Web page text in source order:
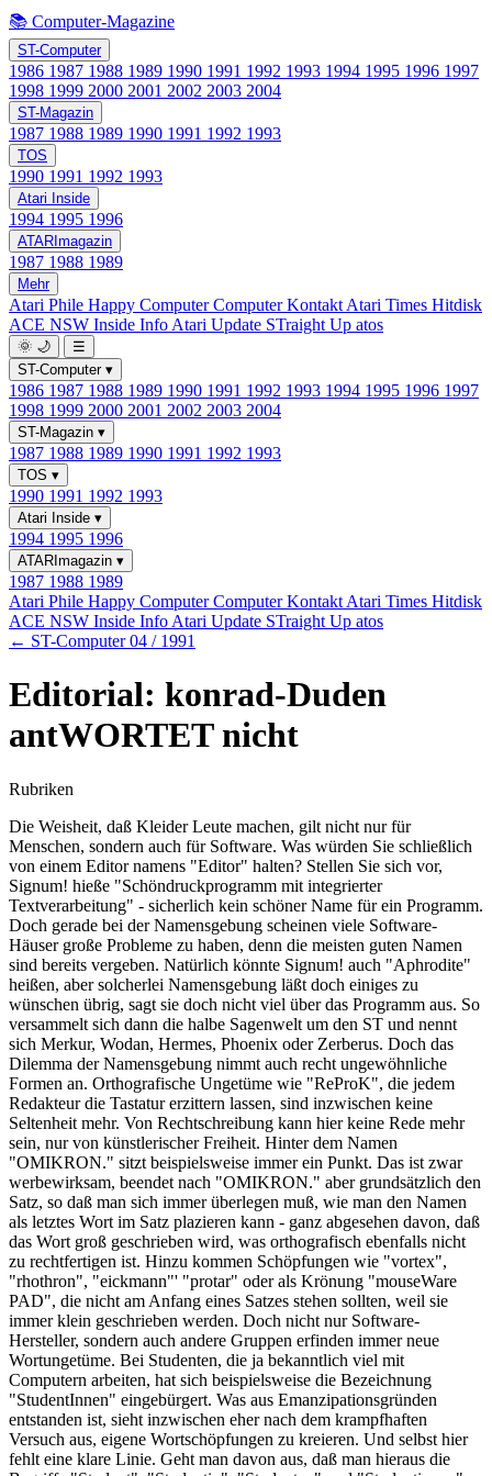
📚 Computer-Magazine
ST-Computer
1986 1987 1988 1989 1990 1991 1992 1993 1994 1995 1996 1997
1998 1999 2000 2001 2002 2003 2004
ST-Magazin
1987 1988 1989 1990 1991 1992 1993
TOS
1990 1991 1992 1993
Atari Inside
1994 1995 1996
ATARImagazin
1987 1988 1989
Mehr
Atari Phile Happy ComputerComputer Kontakt Atari Times Hitdisk
ACE NSW Inside Info Atari Update STraight Up atos
🌞 🌙
☰
ST-Computer ▾
1986 1987 1988 1989 1990 1991 1992 1993 1994 1995 1996 1997
1998 1999 2000 2001 2002 2003 2004
ST-Magazin ▾
1987 1988 1989 1990 1991 1992 1993
TOS ▾
1990 1991 1992 1993
Atari Inside ▾
1994 1995 1996
ATARImagazin ▾
1987 1988 1989
Atari Phile Happy ComputerComputer Kontakt Atari Times Hitdisk
ACE NSW Inside Info Atari Update STraight Up atos
← ST-Computer 04 / 1991
Editorial: konrad-Duden
antWORTET nicht
Rubriken
Die Weisheit, daß Kleider Leute machen, gilt nicht nur für
Menschen, sondern auch für Software. Was würden Sie schließlich
von einem Editor namens "Editor" halten? Stellen Sie sich vor,
Signum! hieße "Schöndruckprogramm mit integrierter
Textverarbeitung" - sicherlich kein schöner Name für ein Programm.
Doch gerade bei der Namensgebung scheinen viele Software-
Häuser große Probleme zu haben, denn die meisten guten Namen
sind bereits vergeben. Natürlich könnte Signum! auch "Aphrodite"
heißen, aber solcherlei Namensgebung läßt doch einiges zu
wünschen übrig, sagt sie doch nicht viel über das Programm aus. So
versammelt sich dann die halbe Sagenwelt um den ST und nennt
sich Merkur, Wodan, Hermes, Phoenix oder Zerberus. Doch das
Dilemma der Namensgebung nimmt auch recht ungewöhnliche
Formen an. Orthografische Ungetüme wie "ReProK", die jedem
Redakteur die Tastatur erzittern lassen, sind inzwischen keine
Seltenheit mehr. Von Rechtschreibung kann hier keine Rede mehr
sein, nur von künstlerischer Freiheit. Hinter dem Namen
"OMIKRON." sitzt beispielsweise immer ein Punkt. Das ist zwar
werbewirksam, beendet nach "OMIKRON." aber grundsätzlich den
Satz, so daß man sich immer überlegen muß, wie man den Namen
als letztes Wort im Satz plazieren kann - ganz abgesehen davon, daß
das Wort groß geschrieben wird, was orthografisch ebenfalls nicht
zu rechtfertigen ist. Hinzu kommen Schöpfungen wie "vortex",
"rhothron", "eickmann"' "protar" oder als Krönung "mouseWare
PAD", die nicht am Anfang eines Satzes stehen sollten, weil sie
immer klein geschrieben werden. Doch nicht nur Software-
Hersteller, sondern auch andere Gruppen erfinden immer neue
Wortungetüme. Bei Studenten, die ja bekanntlich viel mit
Computern arbeiten, hat sich beispielsweise die Bezeichnung
"StudentInnen" eingebürgert. Was aus Emanzipationsgründen
entstanden ist, sieht inzwischen eher nach dem krampfhaften
Versuch aus, eigene Wortschöpfungen zu kreieren. Und selbst hier
fehlt eine klare Linie. Geht man davon aus, daß man hieraus die